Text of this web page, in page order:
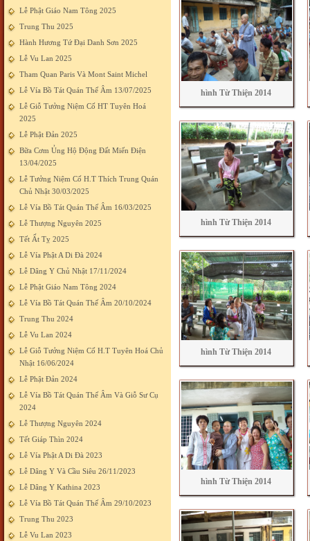
Lễ Phật Giáo Nam Tông 2025
Trung Thu 2025
Hành Hương Tứ Đại Danh Sơn 2025
Lễ Vu Lan 2025
Tham Quan Paris Và Mont Saint Michel
Lễ Vía Bồ Tát Quán Thế Âm 13/07/2025
Lễ Giỗ Tưởng Niệm Cố HT Tuyên Hoá
2025
Lễ Phật Đản 2025
Bữa Cơm Ủng Hộ Động Đất Miến Điện
13/04/2025
Lễ Tưởng Niệm Cố H.T Thích Trung Quán
Chủ Nhật 30/03/2025
Lễ Vía Bồ Tát Quán Thế Âm 16/03/2025
Lễ Thượng Nguyên 2025
Tết Ất Tỵ 2025
Lễ Vía Phật A Di Đà 2024
Lễ Dâng Y Chủ Nhật 17/11/2024
Lễ Phật Giáo Nam Tông 2024
Lễ Vía Bồ Tát Quán Thế Âm 20/10/2024
Trung Thu 2024
Lễ Vu Lan 2024
Lễ Giỗ Tưởng Niệm Cố H.T Tuyên Hoá Chủ
Nhật 16/06/2024
Lễ Phật Đản 2024
Lễ Vía Bồ Tát Quán Thế Âm Và Giỗ Sư Cụ
2024
Lễ Thượng Nguyên 2024
Tết Giáp Thìn 2024
Lễ Vía Phật A Di Đà 2023
Lễ Dâng Y Và Cầu Siêu 26/11/2023
Lễ Dâng Y Kathina 2023
Lễ Vía Bồ Tát Quán Thế Âm 29/10/2023
Trung Thu 2023
Lễ Vu Lan 2023
hình Từ Thiện 2014
hình Từ Thiện 2014
hình Từ Thiện 2014
hình Từ Thiện 2014